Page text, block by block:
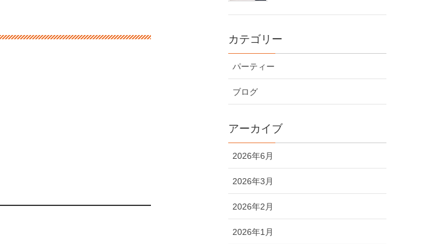
カテゴリー
パーティー
ブログ
アーカイブ
2026年6月
2026年3月
2026年2月
2026年1月